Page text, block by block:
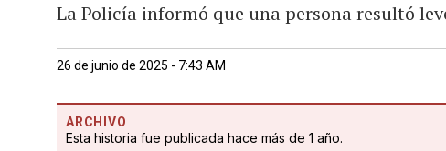
La Policía informó que una persona resultó
26 de junio de 2025 - 7:43 AM
ARCHIVO
Esta historia fue publicada hace más de 1 año.